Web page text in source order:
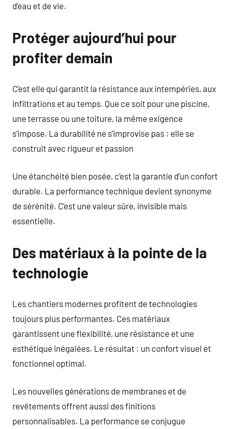
d’eau et de vie.
Protéger aujourd’hui pour
profiter demain
C’est elle qui garantit la résistance aux intempéries, aux
infiltrations et au temps. Que ce soit pour une piscine,
une terrasse ou une toiture, la même exigence
s’impose. La durabilité ne s’improvise pas : elle se
construit avec rigueur et passion
Une étanchéité bien posée, c’est la garantie d’un confort
durable. La performance technique devient synonyme
de sérénité. C’est une valeur sûre, invisible mais
essentielle.
Des matériaux à la pointe de la
technologie
Les chantiers modernes profitent de technologies
toujours plus performantes. Ces matériaux
garantissent une flexibilité, une résistance et une
esthétique inégalées. Le résultat : un confort visuel et
fonctionnel optimal.
Les nouvelles générations de membranes et de
revêtements offrent aussi des finitions
personnalisables. La performance se conjugue